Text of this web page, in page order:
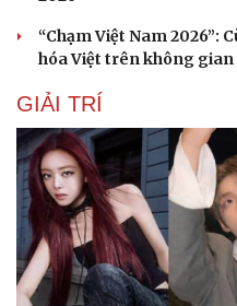
“Chạm Việt Nam 2026”:
hóa Việt trên không gian
GIẢI TRÍ